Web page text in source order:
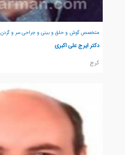
متخصص گوش و حلق و بینی و جراحی سر و گردن
دکتر ایرج علی اکبری
كرج